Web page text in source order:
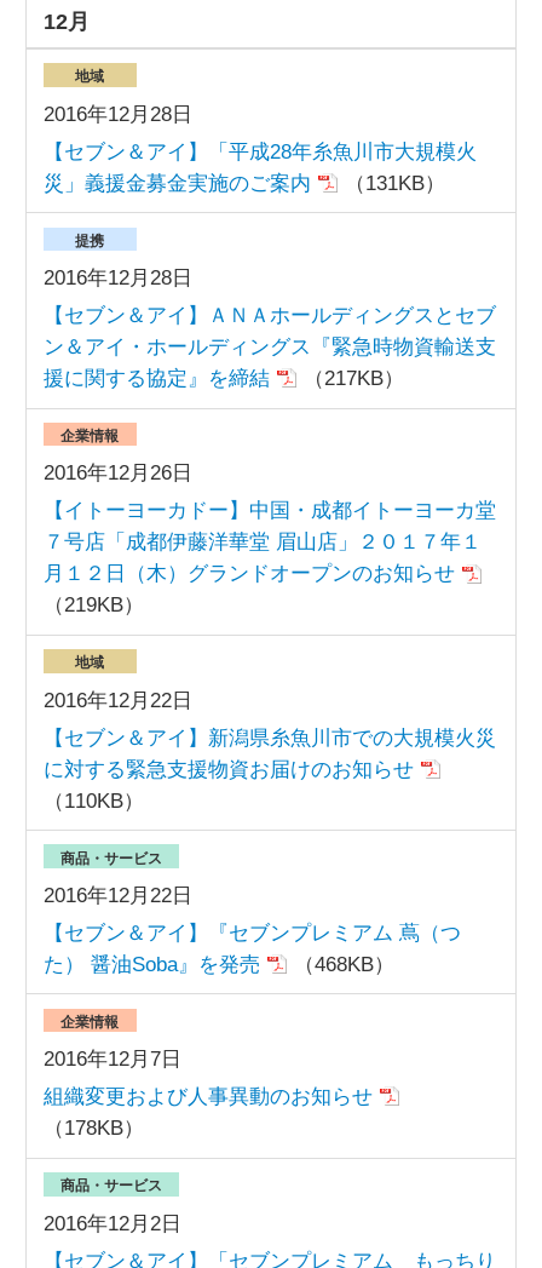
12月
2016年12月28日
地域
【セブン＆アイ】「平成28年糸魚川市大規模火
災」義援金募金実施のご案内
（131KB）
2016年12月28日
提携
【セブン＆アイ】ＡＮＡホールディングスとセブ
ン＆アイ・ホールディングス『緊急時物資輸送支
援に関する協定』を締結
（217KB）
2016年12月26日
企業情報
【イトーヨーカドー】中国・成都イトーヨーカ堂
７号店「成都伊藤洋華堂 眉山店」２０１７年１
月１２日（木）グランドオープンのお知らせ
（219KB）
2016年12月22日
地域
【セブン＆アイ】新潟県糸魚川市での大規模火災
に対する緊急支援物資お届けのお知らせ
（110KB）
2016年12月22日
商品・サービス
【セブン＆アイ】『セブンプレミアム 蔦（つ
た） 醤油Soba』を発売
（468KB）
2016年12月7日
企業情報
組織変更および人事異動のお知らせ
（178KB）
2016年12月2日
商品・サービス
【セブン＆アイ】「セブンプレミアム もっちり